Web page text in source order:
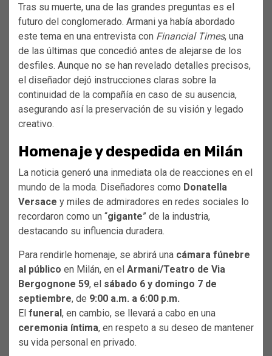
Tras su muerte, una de las grandes preguntas es el
futuro del conglomerado. Armani ya había abordado
este tema en una entrevista con Financial Times, una
de las últimas que concedió antes de alejarse de los
desfiles. Aunque no se han revelado detalles precisos,
el diseñador dejó instrucciones claras sobre la
continuidad de la compañía en caso de su ausencia,
asegurando así la preservación de su visión y legado
creativo.
Homenaje y despedida en Milán
La noticia generó una inmediata ola de reacciones en el
mundo de la moda. Diseñadores como Donatella
Versace y miles de admiradores en redes sociales lo
recordaron como un “gigante” de la industria,
destacando su influencia duradera.
Para rendirle homenaje, se abrirá una cámara fúnebre
al público en Milán, en el Armani/Teatro de Via
Bergognone 59, el sábado 6 y domingo 7 de
septiembre, de 9:00 a.m. a 6:00 p.m.
El funeral, en cambio, se llevará a cabo en una
ceremonia íntima, en respeto a su deseo de mantener
su vida personal en privado.